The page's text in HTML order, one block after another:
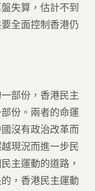
失算，估計不到
全面控制香港仍
部份，香港民主
份。兩者的命運
沒有政治改革而
現況而進一步民
主運動的道路，
，香港民主運動